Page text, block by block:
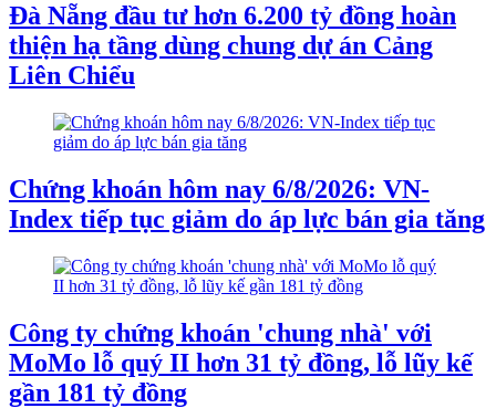
Đà Nẵng đầu tư hơn 6.200 tỷ đồng hoàn
thiện hạ tầng dùng chung dự án Cảng
Liên Chiểu
Chứng khoán hôm nay 6/8/2026: VN-
Index tiếp tục giảm do áp lực bán gia tăng
Công ty chứng khoán 'chung nhà' với
MoMo lỗ quý II hơn 31 tỷ đồng, lỗ lũy kế
gần 181 tỷ đồng